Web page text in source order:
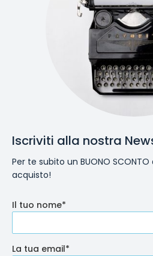
Iscriviti alla nostra
Per te subito un BUONO
acquisto!
Il tuo nome*
La tua email*